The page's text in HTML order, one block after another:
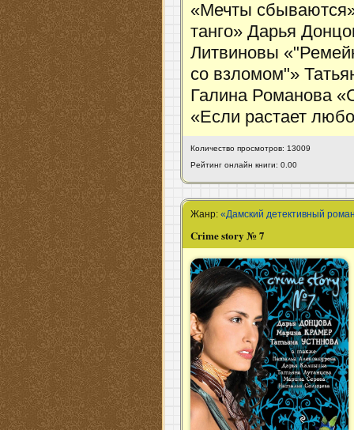
«Мечты
танго» Дарья
Литвиновы
со взломом"»
Галина Романова
«Если растает
Количество просмотров: 13009
Рейтинг онлайн книги: 0.00
Жанр:«Дамский детективный
Crime story № 7